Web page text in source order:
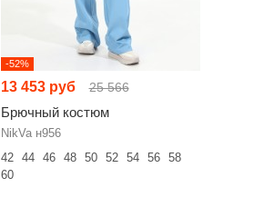
-52%
13 453 руб 25 566
Брючный костюм
NikVa н956
42
44 46 48 50 52 54 56
58
60